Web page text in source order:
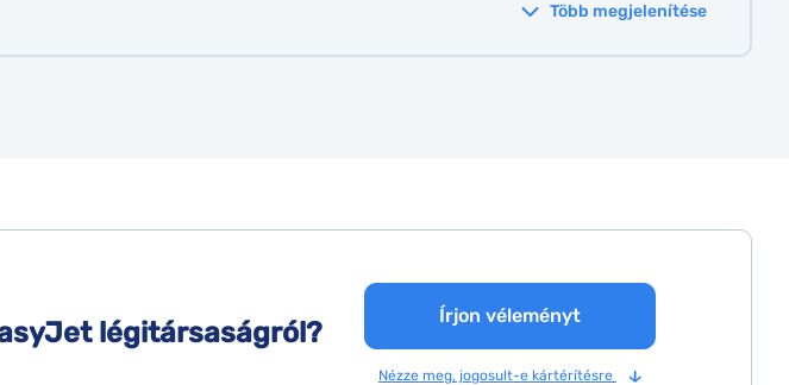
Több megjelenítése
légitársaságról?
Írjon véleményt
Nézze meg, jogosult-e kártérítésre